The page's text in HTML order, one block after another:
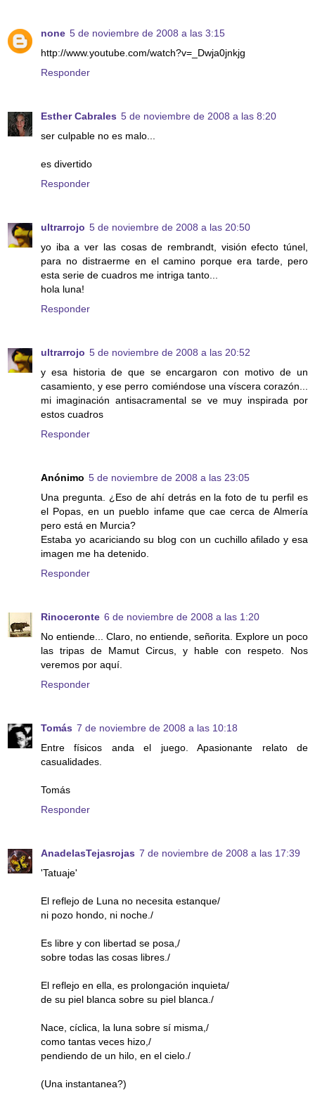
none 5 de noviembre de 2008 a las 3:15
http://www.youtube.com/watch?v=_Dwja0jnkjg
Responder
Esther Cabrales 5 de noviembre de 2008 a las 8:20
ser culpable no es malo...
es divertido
Responder
ultrarrojo 5 de noviembre de 2008 a las 20:50
yo iba a ver las cosas de rembrandt, visión efecto túnel,
para no distraerme en el camino porque era tarde, pero
esta serie de cuadros me intriga tanto...
hola luna!
Responder
ultrarrojo 5 de noviembre de 2008 a las 20:52
y esa historia de que se encargaron con motivo de un
casamiento, y ese perro comiéndose una víscera corazón...
mi imaginación antisacramental se ve muy inspirada por
estos cuadros
Responder
Anónimo 5 de noviembre de 2008 a las 23:05
Una pregunta. ¿Eso de ahí detrás en la foto de tu perfil es
el Popas, en un pueblo infame que cae cerca de Almería
pero está en Murcia?
Estaba yo acariciando su blog con un cuchillo afilado y esa
imagen me ha detenido.
Responder
Rinoceronte 6 de noviembre de 2008 a las 1:20
No entiende... Claro, no entiende, señorita. Explore un poco
las tripas de Mamut Circus, y hable con respeto. Nos
veremos por aquí.
Responder
Tomás 7 de noviembre de 2008 a las 10:18
Entre físicos anda el juego. Apasionante relato de
casualidades.
Tomás
Responder
AnadelasTejasrojas 7 de noviembre de 2008 a las 17:39
'Tatuaje'
El reflejo de Luna no necesita estanque/
ni pozo hondo, ni noche./
Es libre y con libertad se posa,/
sobre todas las cosas libres./
El reflejo en ella, es prolongación inquieta/
de su piel blanca sobre su piel blanca./
Nace, cíclica, la luna sobre sí misma,/
como tantas veces hizo,/
pendiendo de un hilo, en el cielo./
(Una instantanea?)